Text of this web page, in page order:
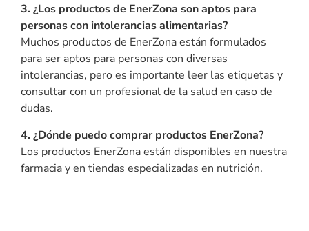
3. ¿Los productos de EnerZona son aptos para
personas con intolerancias alimentarias?
Muchos productos de EnerZona están formulados
para ser aptos para personas con diversas
intolerancias, pero es importante leer las etiquetas y
consultar con un profesional de la salud en caso de
dudas.
4. ¿Dónde puedo comprar productos EnerZona?
Los productos EnerZona están disponibles en nuestra
farmacia y en tiendas especializadas en nutrición.